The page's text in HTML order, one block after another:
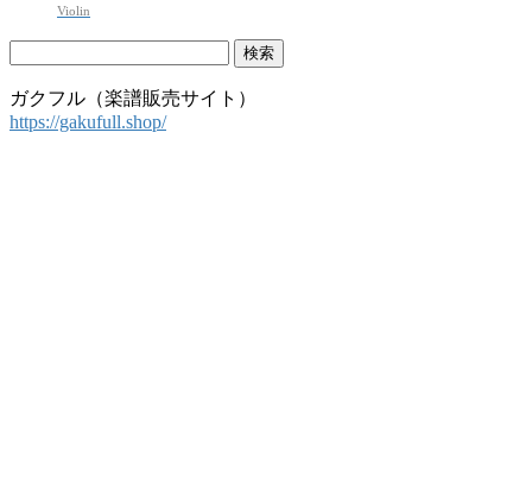
Violin
ガクフル（楽譜販売サイト）
https://gakufull.shop/